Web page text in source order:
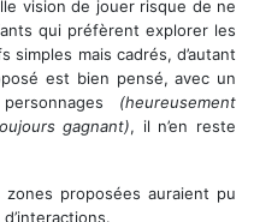
vision de jouer risque de ne
qui préfèrent explorer les
mais cadrés, d’autant
est bien pensé, avec un
(heureusement
gagnant), il n’en reste
proposées auraient pu